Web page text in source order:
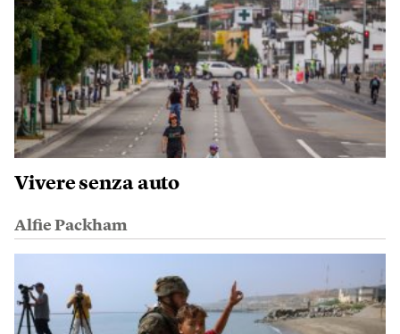
Vivere senza auto
Alfie Packham